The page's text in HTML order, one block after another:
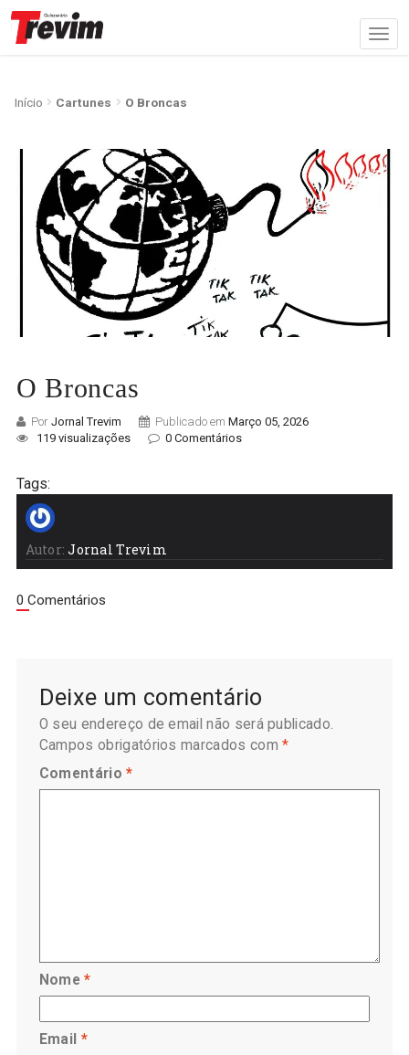
Início Cartunes O Broncas
O Broncas
Por Jornal Trevim Publicado em Março 05, 2026
119 visualizações
0 Comentários
Tags:
Autor: Jornal Trevim
0 Comentários
Deixe um comentário
O seu endereço de email não será publicado.
Campos obrigatórios marcados com*
Comentário*
Nome*
Email *